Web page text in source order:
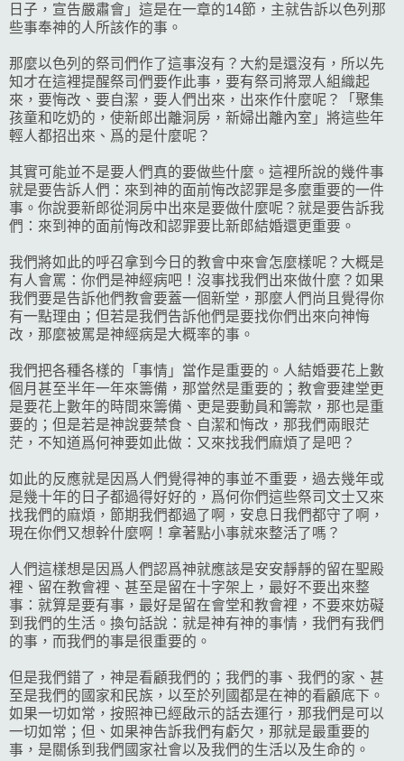
日子，宣告嚴肅會」這是在一章的14節，主就告訴以色列那
些事奉神的人所該作的事。
那麼以色列的祭司們作了這事沒有？大約是還沒有，所以先
知才在這裡提醒祭司們要作此事，要有祭司將眾人組織起
來，要悔改、要自潔，要人們出來，出來作什麼呢？「聚集
孩童和吃奶的，使新郎出離洞房，新婦出離內室」將這些年
輕人都招出來、爲的是什麼呢？
其實可能並不是要人們真的要做些什麼。這裡所說的幾件事
就是要告訴人們：來到神的面前悔改認罪是多麼重要的一件
事。你說要新郎從洞房中出來是要做什麼呢？就是要告訴我
們：來到神的面前悔改和認罪要比新郎結婚還更重要。
我們將如此的呼召拿到今日的教會中來會怎麼樣呢？大概是
有人會罵：你們是神經病吧！沒事找我們出來做什麼？如果
我們要是告訴他們教會要蓋一個新堂，那麼人們尚且覺得你
有一點理由；但若是我們告訴他們是要找你們出來向神悔
改，那麼被罵是神經病是大概率的事。
我們把各種各樣的「事情」當作是重要的。人結婚要花上數
個月甚至半年一年來籌備，那當然是重要的；教會要建堂更
是要花上數年的時間來籌備、更是要動員和籌款，那也是重
要的；但是若是神說要禁食、自潔和悔改，那我們兩眼茫
茫，不知道爲何神要如此做：又來找我們麻煩了是吧？
如此的反應就是因爲人們覺得神的事並不重要，過去幾年或
是幾十年的日子都過得好好的，爲何你們這些祭司文士又來
找我們的麻煩，節期我們都過了啊，安息日我們都守了啊，
現在你們又想幹什麼啊！拿著點小事就來整活了嗎？
人們這樣想是因爲人們認爲神就應該是安安靜靜的留在聖殿
裡、留在教會裡、甚至是留在十字架上，最好不要出來整
事：就算是要有事，最好是留在會堂和教會裡，不要來妨礙
到我們的生活。換句話說：就是神有神的事情，我們有我們
的事，而我們的事是很重要的。
但是我們錯了，神是看顧我們的；我們的事、我們的家、甚
至是我們的國家和民族，以至於列國都是在神的看顧底下。
如果一切如常，按照神已經啟示的話去運行，那我們是可以
一切如常；但、如果神告訴我們有虧欠，那就是最重要的
事，是關係到我們國家社會以及我們的生活以及生命的。